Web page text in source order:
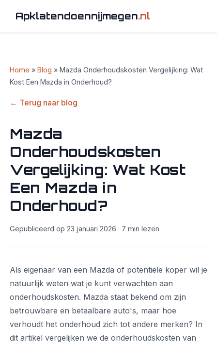
Apklatendoennijmegen.nl
Home » Blog » Mazda Onderhoudskosten Vergelijking: Wat
Kost Een Mazda in Onderhoud?
← Terug naar blog
Mazda
Onderhoudskosten
Vergelijking: Wat Kost
Een Mazda in
Onderhoud?
Gepubliceerd op 23 januari 2026 · 7 min lezen
Als eigenaar van een Mazda of potentiële koper wil je
natuurlijk weten wat je kunt verwachten aan
onderhoudskosten. Mazda staat bekend om zijn
betrouwbare en betaalbare auto's, maar hoe
verhoudt het onderhoud zich tot andere merken? In
dit artikel vergelijken we de onderhoudskosten van